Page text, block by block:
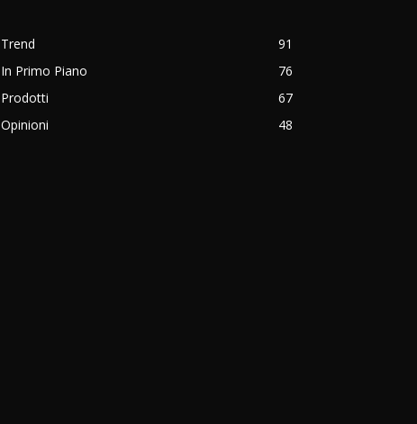
Trend
91
In Primo Piano
76
Prodotti
67
Opinioni
48